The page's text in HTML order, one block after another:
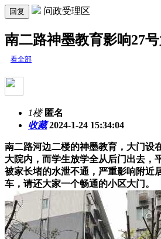
回复 问政受理区
南二路神墨教育影响27
看全部
1楼匿名
收藏2024-1-24 15:34:04
南二路河边二楼的神墨教育，大门设
大院内，而学生放学全从后门出去，
被家长堵的水泄不通，严重影响附近
车，请还大家一个畅通的小区大门。